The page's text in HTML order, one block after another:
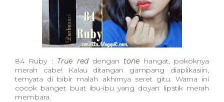
84 Ruby : True reddengan tone hangat, pokoknya
merah cabe! Kalau ditangan gampang diaplikasiin,
ternyata di bibir malah akhirnya seret gitu. Warna ini
cocok banget buat ibu-ibu yang doyan lipstik merah
membara.